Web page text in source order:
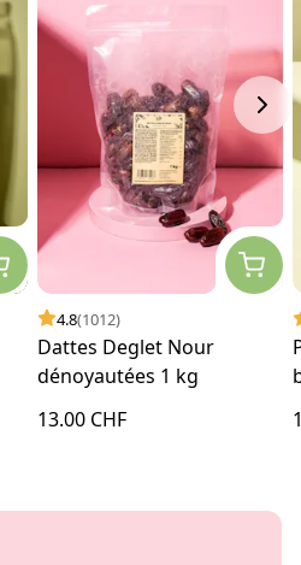
4.8(1012)
Dattes Deglet Nour
dénoyautées 1 kg
13.00 CHF